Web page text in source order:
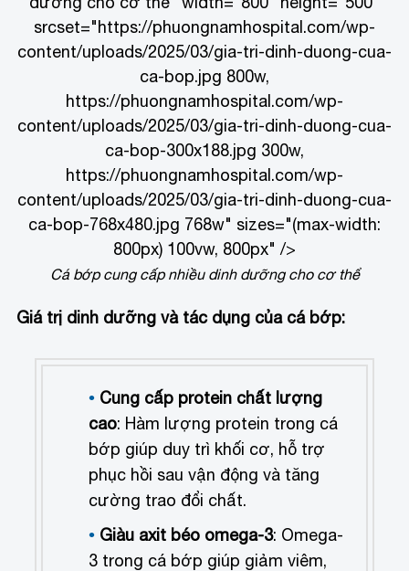
srcset="https://phuongnamhospital.com/wp-
content/uploads/2025/03/gia-tri-dinh-duong-cua-
ca-bop.jpg 800w,
https://phuongnamhospital.com/wp-
content/uploads/2025/03/gia-tri-dinh-duong-cua-
ca-bop-300x188.jpg 300w,
https://phuongnamhospital.com/wp-
content/uploads/2025/03/gia-tri-dinh-duong-cua-
ca-bop-768x480.jpg 768w" sizes="(max-width:
800px) 100vw, 800px" />
Cá bớp cung cấp nhiều dinh dưỡng cho cơ thể
Giá trị dinh dưỡng và tác dụng của cá bớp:
Cung cấp protein chất lượng
cao: Hàm lượng protein trong cá
bớp giúp duy trì khối cơ, hỗ trợ
phục hồi sau vận động và tăng
cường trao đổi chất.
Giàu axit béo omega-3: Omega-
3 trong cá bớp giúp giảm viêm,